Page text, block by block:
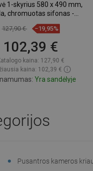
1-skyrius 580 x 490 mm,
chromuotas sifonas -
6519581000-77
127,90 € −19,95%
102,39 €
kaina: 127,90 €
kaina: 102,39 €
Yra sandėlyje
favorite_border Mėgstami
Pusantros kameros